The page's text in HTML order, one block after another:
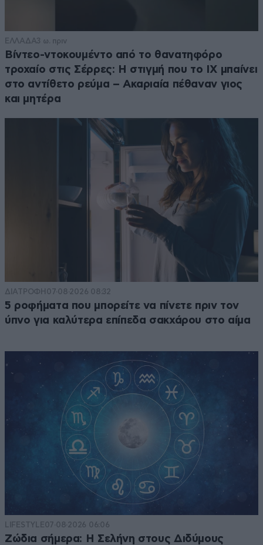
ΕΛΛΑΔΑ3 ω. πριν
Βίντεο-ντοκουμέντο από το θανατηφόρο
τροχαίο στις Σέρρες: Η στιγμή που το ΙΧ μπαίνει
στο αντίθετο ρεύμα – Ακαριαία πέθαναν γιος
και μητέρα
ΔΙΑΤΡΟΦΗ 07·08·2026 08:32
5 ροφήματα που μπορείτε να πίνετε πριν τον
ύπνο για καλύτερα επίπεδα σακχάρου στο αίμα
LIFESTYLE07·08·2026 06:06
Ζώδια σήμερα: Η Σελήνη στους Διδύμους